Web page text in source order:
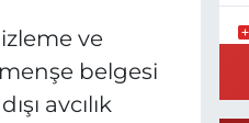
ve
belgesi
avcılık